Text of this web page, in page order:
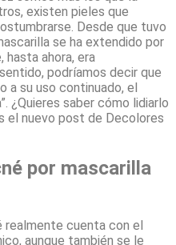
existen pieles que
Desde que tuvo
se ha extendido por
ahora, era
podríamos decir que
a su uso continuado, el
¿Quieres saber cómo lidiarlo
el nuevo post de Decolores
por mascarilla
realmente cuenta con el
aunque también se le